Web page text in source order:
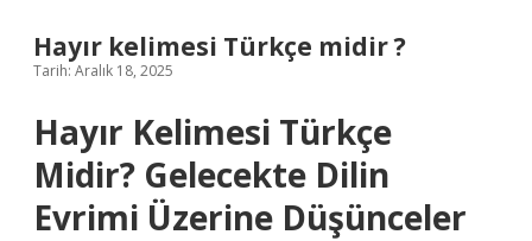
Hayır kelimesi Türkçe midir ?
Tarih: Aralık 18, 2025
Hayır Kelimesi Türkçe
Midir? Gelecekte Dilin
Evrimi Üzerine Düşünceler